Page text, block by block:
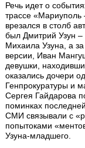
Речь идет о
трассе «Мариуполь
врезался в столб
был Дмитрий Узун
Михаила Узуна, а
версии, Иван
девушки,
оказались дочери
Генпрокуратуры и
Сергея Гайдарова
поминках
СМИ связывали с
попытоками
Узуна-младшего.